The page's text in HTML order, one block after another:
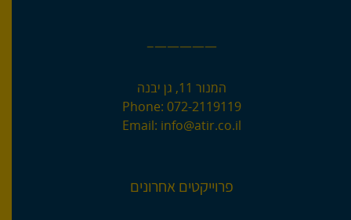
—————–
המנור 11, גן יבנה
Phone: 072-2119119
Email: info@atir.co.il
פרוייקטים אחרונים